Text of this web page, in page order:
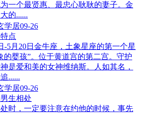
一个最贤惠、最忠心耿耿的妻子。金
的......
学居09-26
点
-5月20日金牛座，土象星座的第一个星
的婴孩”。位于黄道宫的第二宫。守护
是爱和美的女神维纳斯。人如其名，
......
学居09-26
生相处
时，一定要注意在约他的时候，事先